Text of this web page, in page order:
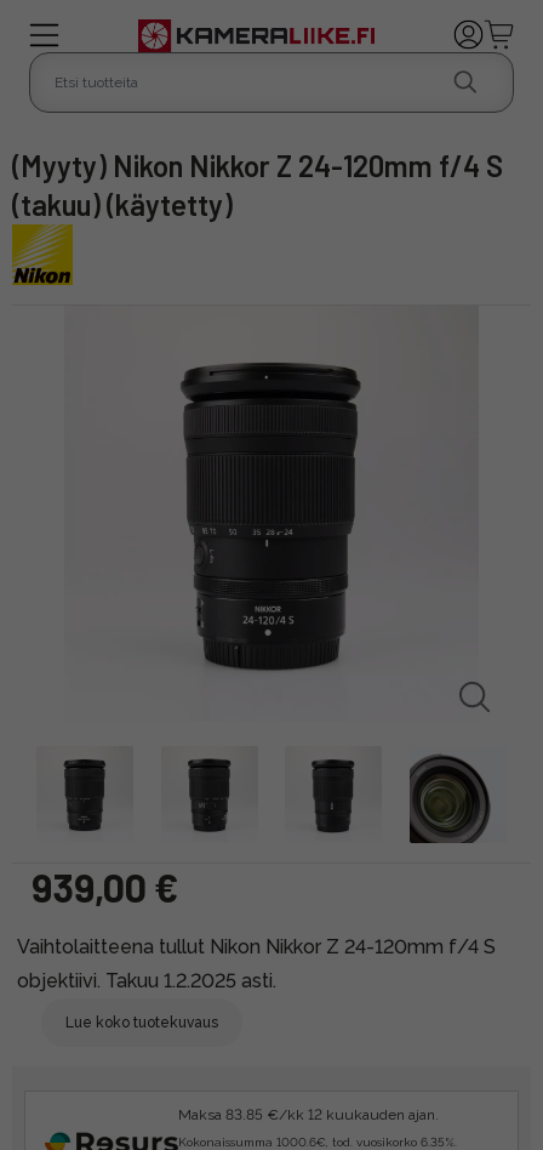
(Myyty) Nikon Nikkor Z 24-120mm f/4 S
(takuu) (käytetty)
939,00 €
Vaihtolaitteena tullut Nikon Nikkor Z 24-120mm f/4 S
objektiivi. Takuu 1.2.2025 asti.
Lue koko tuotekuvaus
Maksa 83.85 €/kk 12 kuukauden ajan.
Kokonaissumma 1000.6€, tod. vuosikorko 6.35%.